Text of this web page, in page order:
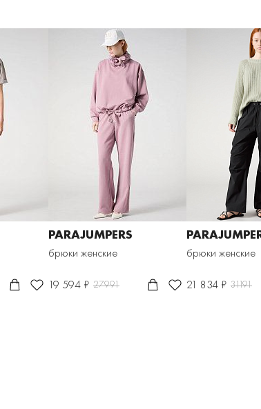
PARAJUMPERS
брюки женские
19 594 ₽ 27991
брюки женские
21 834 ₽ 31191